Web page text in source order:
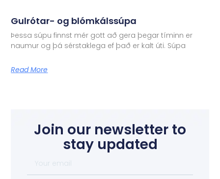
Gulrótar- og blómkálssúpa
Þessa súpu finnst mér gott að gera þegar tíminn er
naumur og þá sérstaklega ef það er kalt úti. Súpa
Read More
Join our newsletter to
stay updated